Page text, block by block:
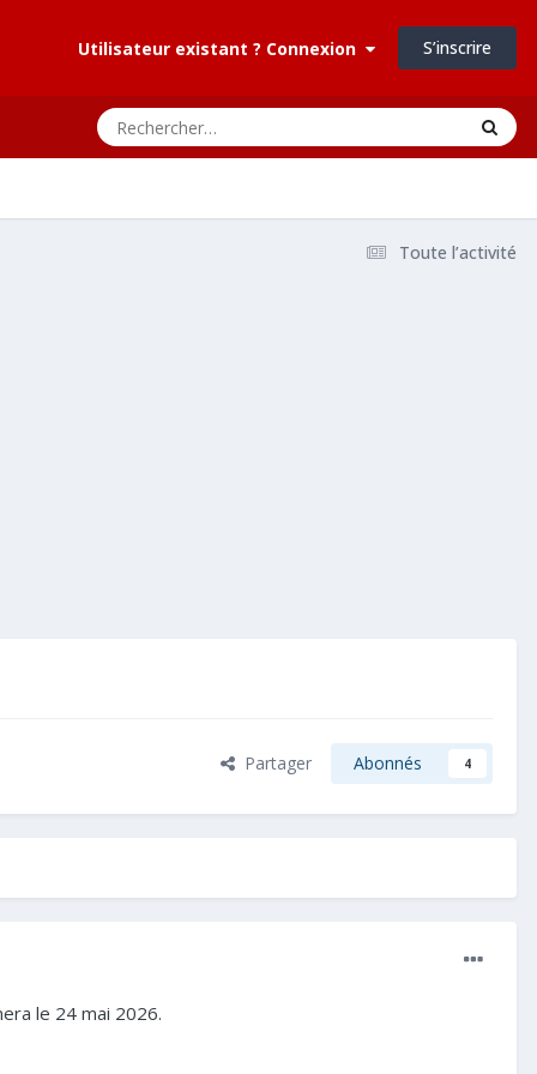
Utilisateur existant ? Connexion S’inscrire
Toute l’activité
Partager Abonnés 4
le 24 mai 2026.